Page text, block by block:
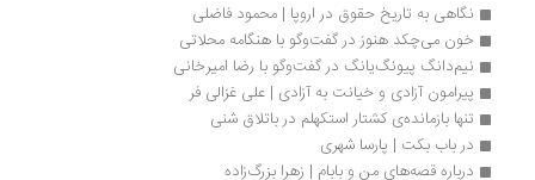
نگاهی به تاریخ حقوق در اروپا | محمود فاضلی
خون می‌چکد هنوز در گفت‌وگو با هنگامه محلاتی
نیم‌دانگ پیونگ‌یانگ در گفت‌وگو با رضا امیرخانی
پیرامون آزادی و خیانت به آزادی | علی غزالی فر
تنها بازمانده‌ی کشتار استکهلم در باتلاق شنی
در باب بکت | پارسا شهری
درباره قصه‌های من و بابام | زهرا بزرگ‌زاده